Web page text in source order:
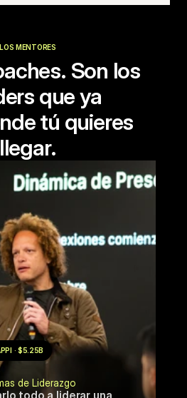
LOS MENTORES
Son los
que ya
tú quieres
llegar.
· $5.25B
todo a liderar una
de Liderazgo